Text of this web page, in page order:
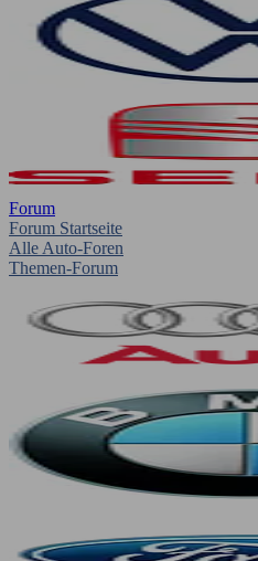
Forum
Forum Startseite
Alle Auto-Foren
Themen-Forum